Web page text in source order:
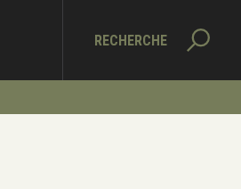
RECHERCHE